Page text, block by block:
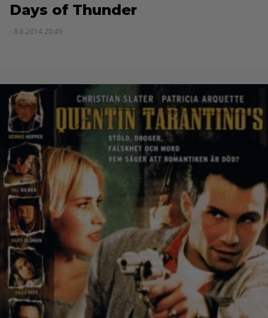
Days of Thunder
- 8.6.2014 20:49